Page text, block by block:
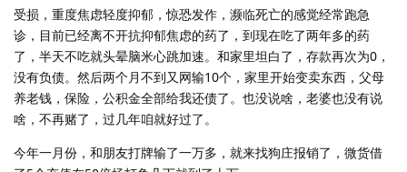
受损，重度焦虑轻度抑郁，惊恐发作，濒临死亡的感觉经常跑急
诊，目前已经离不开抗抑郁焦虑的药了，到现在吃了两年多的药
了，半天不吃就头晕脑米心跳加速。和家里坦白了，存款再次为0，
没有负债。然后两个月不到又网输10个，家里开始变卖东西，父母
养老钱，保险，公积金全部给我还债了。也没说啥，老婆也没有说
啥，不再赌了，过几年咱就好过了。
今年一月份，和朋友打牌输了一万多，就来找狗庄报销了，微货借